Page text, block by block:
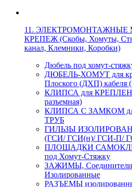
11. ЭЛЕКТРОМОНТАЖНЫЕ
КРЕПЕЖ (Скобы, Хомуты,
канал, Клемники, Коробки)
Дюбель под хомут-
ДЮБЕЛЬ-ХОМУТ для
Плоского (ДХП) кабеля
КЛИПСА для
разъемная)
КЛИПСА С ЗАМКОМ
ТРУБ
ГИЛЬЗЫ
(ГСИ/ ГСИ(н)/ ГСИ-П/
ПЛОЩАДКИ
под Хомут-Стяжку
ЗАЖИМЫ, Соединители
Изолированные
РАЗЪЕМЫ